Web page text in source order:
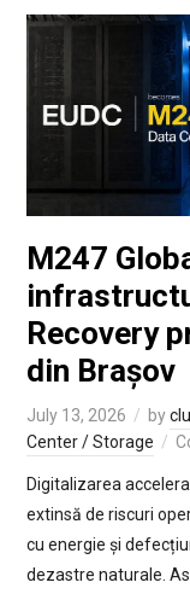
M247
Recovery
din Brașov
July 13, 2026 by
Center / Storage
Digitalizarea
extinsă de riscuri
cu energie și
dezastre naturale.